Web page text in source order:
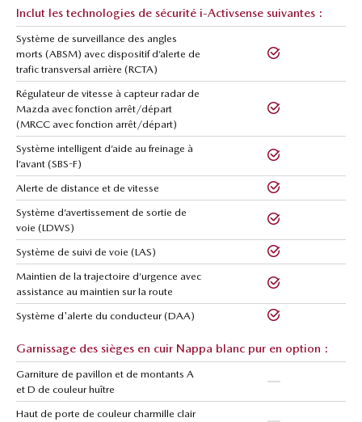
Inclut les technologies de sécurité i-Activsense suivantes :
Système de surveillance des angles
morts (ABSM) avec dispositif d’alerte de
trafic transversal arrière (RCTA)
Régulateur de vitesse à capteur radar de
Mazda avec fonction arrêt/départ
(MRCC avec fonction arrêt/départ)
Système intelligent d’aide au freinage à
l’avant (SBS-F)
Alerte de distance et de vitesse
Système d’avertissement de sortie de
voie (LDWS)
Système de suivi de voie (LAS)
Maintien de la trajectoire d’urgence avec
assistance au maintien sur la route
Système d'alerte du conducteur (DAA)
Garnissage des sièges en cuir Nappa blanc pur en option :
Garniture de pavillon et de montants A
et D de couleur huître
Haut de porte de couleur charmille clair